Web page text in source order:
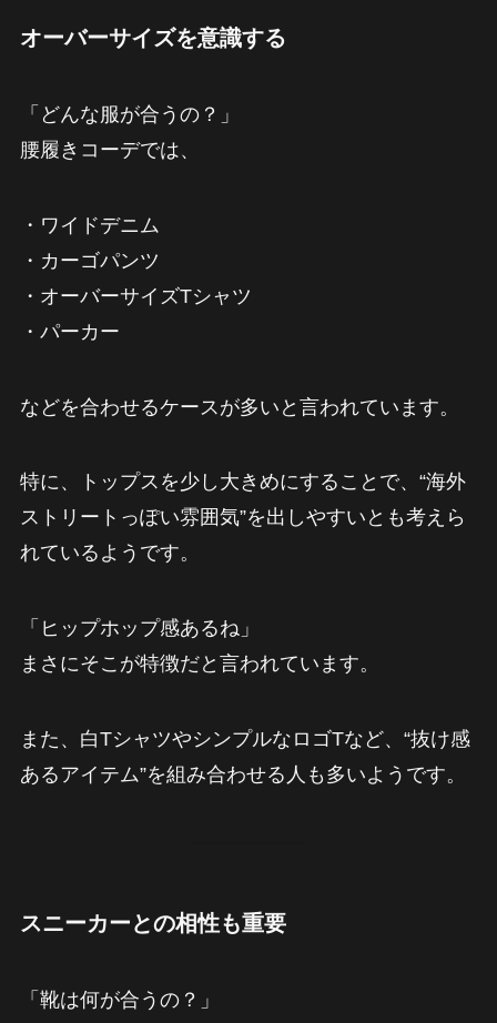
オーバーサイズを意識する
「どんな服が合うの？」
腰履きコーデでは、
・ワイドデニム
・カーゴパンツ
・オーバーサイズTシャツ
・パーカー
などを合わせるケースが多いと言われています。
特に、トップスを少し大きめにすることで、“海外
ストリートっぽい雰囲気”を出しやすいとも考えら
れているようです。
「ヒップホップ感あるね」
まさにそこが特徴だと言われています。
また、白TシャツやシンプルなロゴTなど、“抜け感
あるアイテム”を組み合わせる人も多いようです。
スニーカーとの相性も重要
「靴は何が合うの？」